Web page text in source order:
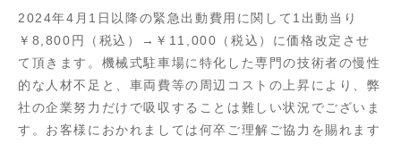
2024年4月1日以降の緊急出動費用に関して1出動当り
￥8,800円（税込）→￥11,000（税込）に価格改定させ
て頂きます。機械式駐車場に特化した専門の技術者の慢性
的な人材不足と、車両費等の周辺コストの上昇により、弊
社の企業努力だけで吸収することは難しい状況でございま
す。お客様におかれましては何卒ご理解ご協力を賜れます